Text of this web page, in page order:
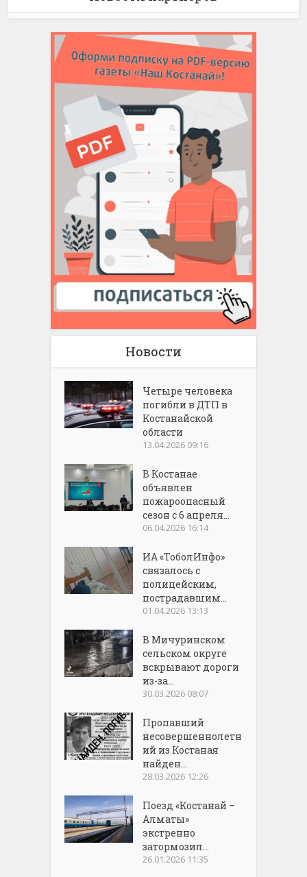
Новости
Четыре человека
погибли в ДТП в
Костанайской
области
13.04.2026 09:16
В Костанае
объявлен
пожароопасный
сезон с 6 апреля...
06.04.2026 16:14
ИА «ТоболИнфо»
связалось с
полицейским,
пострадавшим...
01.04.2026 13:13
В Мичуринском
сельском округе
вскрывают дороги
из-за...
30.03.2026 08:07
Пропавший
несовершеннолетн
ий из Костаная
найден...
28.03.2026 12:26
Поезд «Костанай –
Алматы»
экстренно
затормозил...
26.01.2026 11:35